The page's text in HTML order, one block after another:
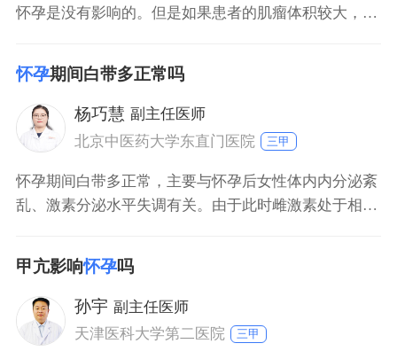
怀孕是没有影响的。但是如果患者的肌瘤体积较大，就
明显症状，就要及时进行治疗。
怀孕期间白带多正常吗
杨巧慧 副主任医师
北京中医药大学东直门医院
三甲
怀孕期间白带多正常，主要与怀孕后女性体内内分泌紊
乱、激素分泌水平失调有关。由于此时雌激素处于相对
没有出现外阴瘙痒、腰部、腹部不适、尿频、尿急、尿
热以及尿疼等，一般不用过于担心，基本上不会有太大
问题。但是，如果白带出现了颜色、性状、质地以及气
味改变，要考虑是炎症可能，可前往医院完善相关检
查，明
甲亢影响怀孕吗
孙宇 副主任医师
天津医科大学第二医院
三甲